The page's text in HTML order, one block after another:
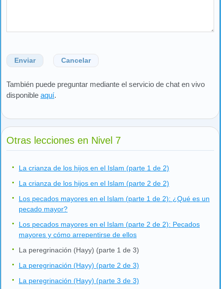
Enviar Cancelar
También puede preguntar mediante el servicio de chat en vivo
disponible aquí.
Otras lecciones en Nivel 7
La crianza de los hijos en el Islam (parte 1 de 2)
La crianza de los hijos en el Islam (parte 2 de 2)
Los pecados mayores en el Islam (parte 1 de 2): ¿Qué es un
pecado mayor?
Los pecados mayores en el Islam (parte 2 de 2): Pecados
mayores y cómo arrepentirse de ellos
La peregrinación (Hayy) (parte 1 de 3)
La peregrinación (Hayy) (parte 2 de 3)
La peregrinación (Hayy) (parte 3 de 3)